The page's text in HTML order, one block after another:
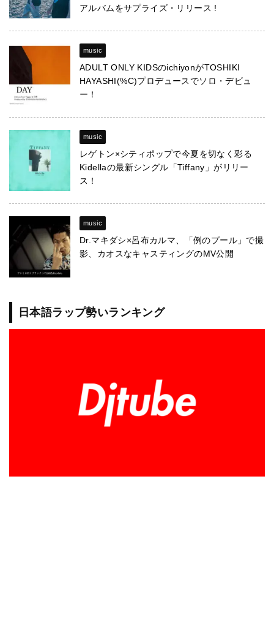
アルバムをサプライズ・リリース !
music
ADULT ONLY KIDSのichiyonがTOSHIKI
HAYASHI(%C)プロデュースでソロ・デビュ
ー！
music
レゲトン×シティポップで今夏を切なく彩る
Kidellaの最新シングル「Tiffany」がリリー
ス！
music
Dr.マキダシ×呂布カルマ、「例のプール」で撮
影、カオスなキャスティングのMV公開
日本語ラップ勢いランキング